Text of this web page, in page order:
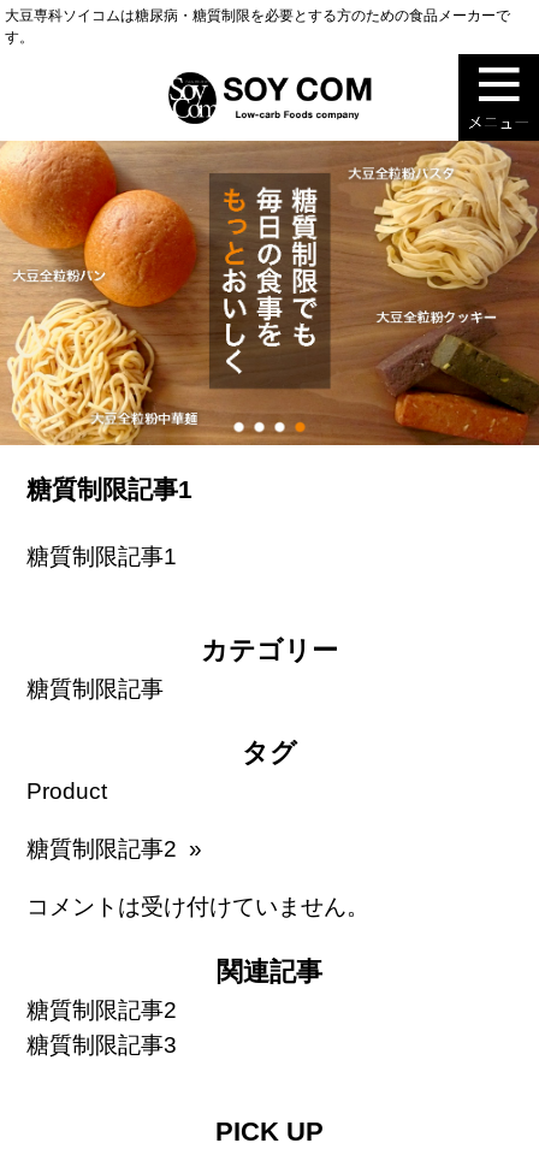
大豆専科ソイコムは糖尿病・糖質制限を必要とする方のための食品メーカーで
す。
糖質制限記事1
糖質制限記事1
カテゴリー
糖質制限記事
タグ
Product
糖質制限記事2 »
コメントは受け付けていません。
関連記事
糖質制限記事2
糖質制限記事3
PICK UP